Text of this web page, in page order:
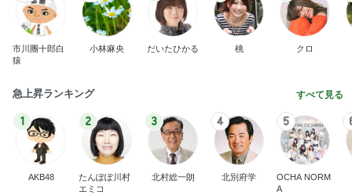
市川團十郎白
猿
小林麻央 だいたひかる 桃 クロ
急上昇ランキング すべて見る
1
AKB48
2
たんぽぽ川村
エミコ
3
北村総一朗
4
北別府学
5
OCHA NORM
A